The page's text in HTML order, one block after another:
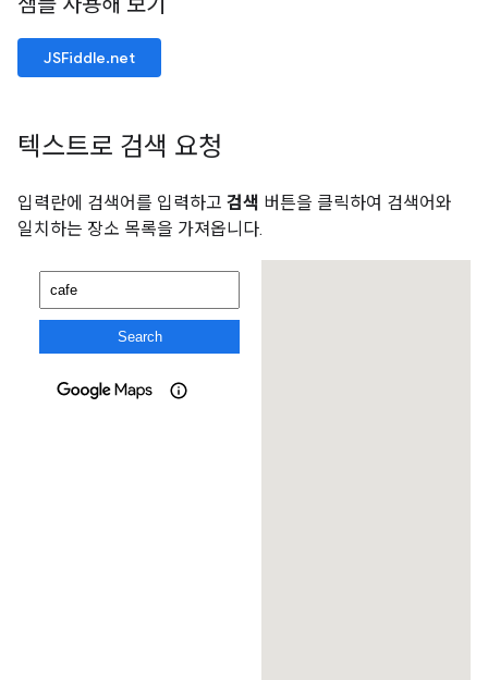
JSFiddle.net
텍스트로 검색 요청
입력란에 검색어를 입력하고 검색 버튼을 클릭하여 검색어와
일치하는 장소 목록을 가져옵니다.